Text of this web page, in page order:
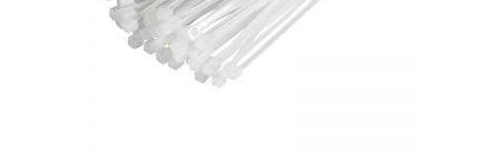
DODAJ U KOŠARICU